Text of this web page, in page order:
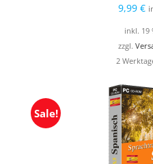
9,99 €
inkl. 19
zzgl.
2
Sale!